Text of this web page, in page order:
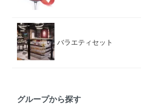
バラエティセット
グループから探す